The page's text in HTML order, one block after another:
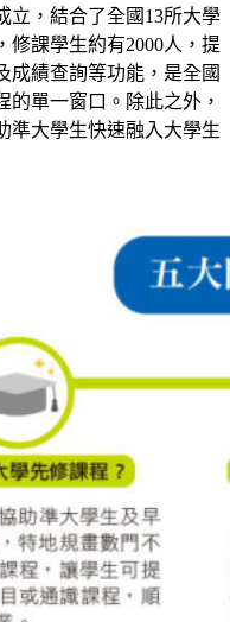
立，結合了全國13所大學
修課學生約有2000人，提
成績查詢等功能，是全國
單一窗口。除此之外，
準大學生快速融入大學生